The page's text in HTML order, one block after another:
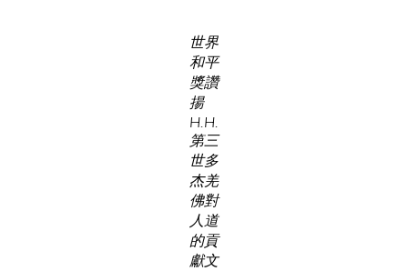
世界
和平
獎讚
揚
H.H.
第三
世多
杰羌
佛對
人道
的貢
獻文